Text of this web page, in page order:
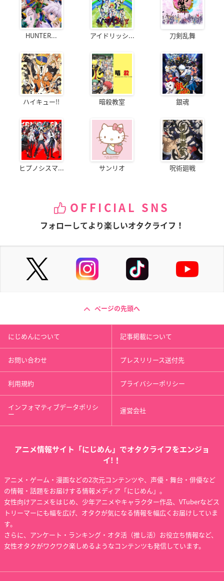
HUNTER... アイドリッシ... 刀剣乱舞
ハイキュー!! 暗殺教室 銀魂
ヒプノシスマ... サンリオ 呪術廻戦
OFFICIAL SNS
フォローしてより楽しいオタクライフ！
ページの先頭へ
にじめんについて 記事掲載について
お問い合わせ プレスリリース送付先
利用規約 プライバシーポリシー
インフォマティブデータポリシ
ー 運営会社
アニメ情報サイト「にじめん」でオタクライフをエンジョ
イ!！
アニメ・ゲーム・漫画などの2次元コンテンツや、声優・舞台・俳優など
の情報・話題をお届けする情報メディア「にじめん」。
女性向けアニメをはじめ、少年アニメやキャラクター作品、VTuberなどス
トリーマーにも幅を広げ、オタクが気になる情報を幅広くお届けしていま
す。
さらに、アンケート・ランキング・オタ活（推し活）お役立ち情報など、
女性オタクがワクワク楽しめるようなコンテンツも発信しています。